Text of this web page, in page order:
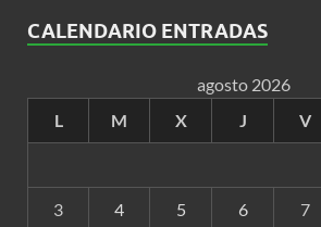
CALENDARIO ENTRADAS
agosto 2026
L
M X J V
3 4 5 6 7